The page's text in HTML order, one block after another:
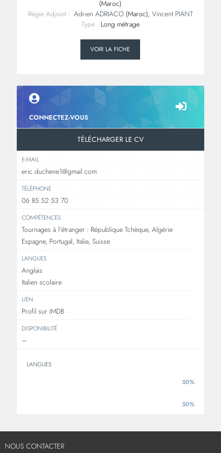
(Maroc)
Régie Adjoint : Adrien ADRIACO(Maroc), Vincent PIANT
Type : Long métrage
VOIR LA FICHE
CONNECTEZ-VOUS
TÉLÉCHARGER LE CV
E-MAIL
eric.duchene1@gmail.com
TÉLÉPHONE
06 85 52 53 70
COMPÉTENCES
Tournages à l’étranger : République Tchèque, Algérie
Espagne, Portugal, Italie, Suisse
LANGUES
Anglais
Italien scolaire
LIEN
Profil sur IMDB
DISPONIBILITÉ
–
LANGUES
50%
50%
NOUS CONTACTER